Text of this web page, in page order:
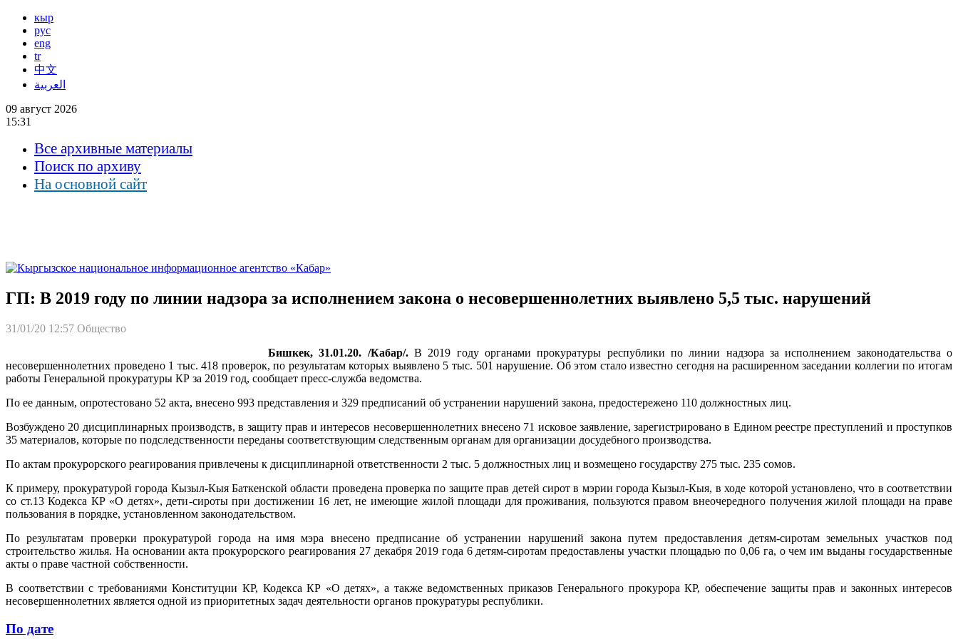
кыр
рус
eng
tr
中文
العربية
09 август 2026
15:31
Все архивные материалы
Поиск по архиву
На основной сайт
ГП: В 2019 году по линии надзора за исполнением закона о несовершеннолетних выявлено 5,5 тыс. нарушений
31/01/20 12:57 Общество
Бишкек, 31.01.20. /Кабар/. В 2019 году органами прокуратуры республики по линии надзора за исполнением законодательства о
несовершеннолетних проведено 1 тыс. 418 проверок, по результатам которых выявлено 5 тыс. 501 нарушение. Об этом стало известно сегодня на расширенном заседании коллегии по итогам
работы Генеральной прокуратуры КР за 2019 год, сообщает пресс-служба ведомства.
По ее данным, опротестовано 52 акта, внесено 993 представления и 329 предписаний об устранении нарушений закона, предостережено 110 должностных лиц.
Возбуждено 20 дисциплинарных производств, в защиту прав и интересов несовершеннолетних внесено 71 исковое заявление, зарегистрировано в Едином реестре преступлений и проступков
35 материалов, которые по подследственности переданы соответствующим следственным органам для организации досудебного производства.
По актам прокурорского реагирования привлечены к дисциплинарной ответственности 2 тыс. 5 должностных лиц и возмещено государству 275 тыс. 235 сомов.
К примеру, прокуратурой города Кызыл-Кыя Баткенской области проведена проверка по защите прав детей сирот в мэрии города Кызыл-Кыя, в ходе которой установлено, что в соответствии
со ст.13 Кодекса КР «О детях», дети-сироты при достижении 16 лет, не имеющие жилой площади для проживания, пользуются правом внеочередного получения жилой площади на праве
пользования в порядке, установленном законодательством.
По результатам проверки прокуратурой города на имя мэра внесено предписание об устранении нарушений закона путем предоставления детям-сиротам земельных участков под
строительство жилья. На основании акта прокурорского реагирования 27 декабря 2019 года 6 детям-сиротам предоставлены участки площадью по 0,06 га, о чем им выданы государственные
акты о праве частной собственности.
В соответствии с требованиями Конституции КР, Кодекса КР «О детях», а также ведомственных приказов Генерального прокурора КР, обеспечение защиты прав и законных интересов
несовершеннолетних является одной из приоритетных задач деятельности органов прокуратуры республики.
По дате